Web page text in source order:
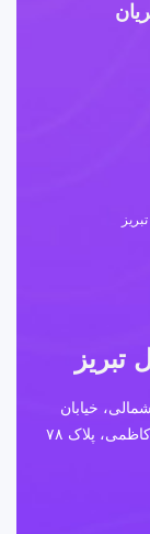
تبریز
خیابان
پلاک ۷۸